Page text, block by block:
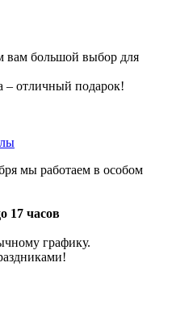
вам большой выбор для
– отличный подарок!
мы работаем в особом
17 часов
графику.